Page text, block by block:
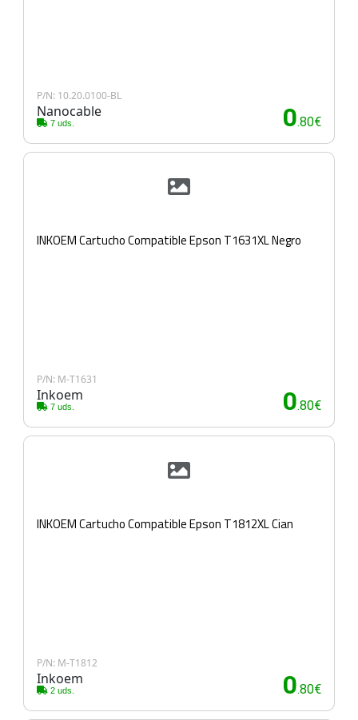
P/N: 10.20.0100-BL
Nanocable
7 uds. 0.80€
INKOEM Cartucho Compatible Epson T1631XL Negro
P/N: M-T1631
Inkoem
7 uds. 0.80€
INKOEM Cartucho Compatible Epson T1812XL Cian
P/N: M-T1812
Inkoem
2 uds. 0.80€